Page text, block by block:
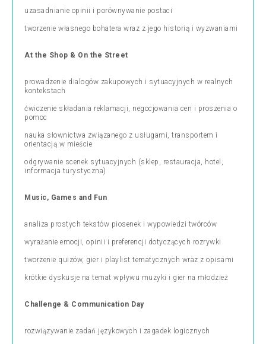
uzasadnianie opinii i porównywanie postaci
tworzenie własnego bohatera wraz z jego historią i wyzwaniami
At the Shop & On the Street
prowadzenie dialogów zakupowych i sytuacyjnych w realnych
kontekstach
ćwiczenie składania reklamacji, negocjowania cen i proszenia o
pomoc
nauka słownictwa związanego z usługami, transportem i
orientacją w mieście
odgrywanie scenek sytuacyjnych (sklep, restauracja, hotel,
informacja turystyczna)
Music, Games and Fun
analiza prostych tekstów piosenek i wypowiedzi twórców
wyrażanie emocji, opinii i preferencji dotyczących rozrywki
tworzenie quizów, gier i playlist tematycznych wraz z opisami
krótkie dyskusje na temat wpływu muzyki i gier na młodzież
Challenge & Communication Day
rozwiązywanie zadań językowych i zagadek logicznych